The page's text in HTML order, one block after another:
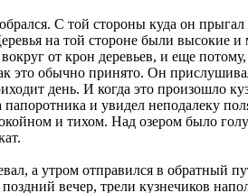
С той стороны куда он прыгал
на той стороне были
от крон деревьев, и еще
это обычно принято. Он
день. И когда это произошло
папоротника и увидел неподалеку
и тихом. Над озером было
а утром отправился в обратный
вечер, трели кузнечиков